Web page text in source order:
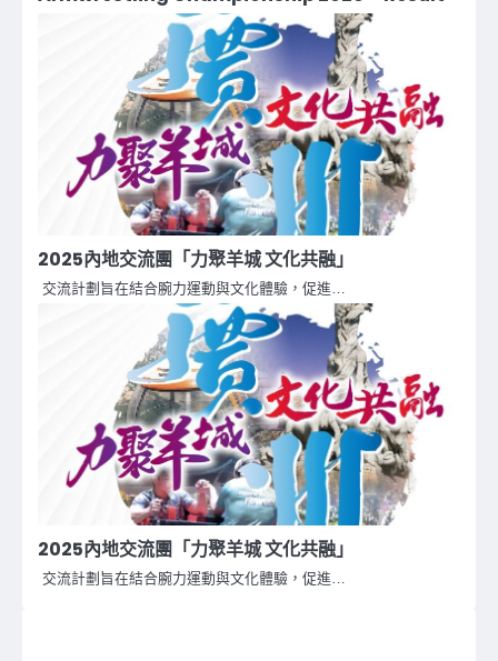
2025內地交流團「力聚羊城 文化共融」
交流計劃旨在結合腕力運動與文化體驗，促進…
2025內地交流團「力聚羊城 文化共融」
交流計劃旨在結合腕力運動與文化體驗，促進…